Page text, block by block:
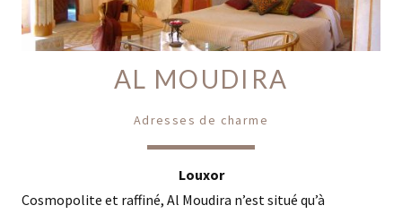
AL MOUDIRA
Adresses de charme
Louxor
Cosmopolite et raffiné, Al Moudira n’est situé qu’à